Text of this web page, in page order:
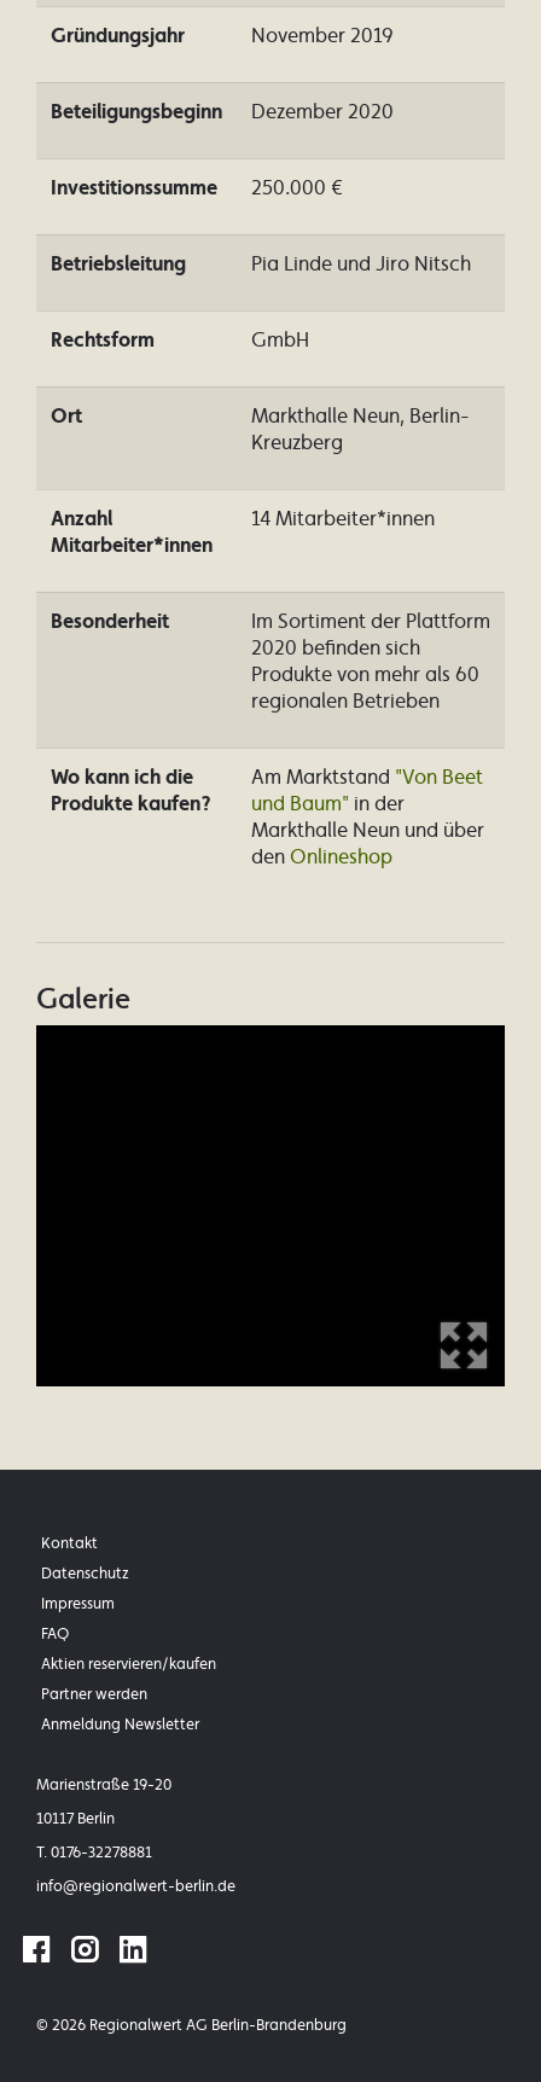
Gründungsjahr November 2019
Beteiligungsbeginn Dezember 2020
Investitionssumme 250.000 €
Betriebsleitung Pia Linde und Jiro Nitsch
Rechtsform GmbH
Ort
Markthalle Neun, Berlin-
Kreuzberg
Anzahl
Mitarbeiter*innen
14 Mitarbeiter*innen
Besonderheit
Im Sortiment der Plattform
2020 befinden sich
Produkte von mehr als 60
regionalen Betrieben
Wo kann ich die
Produkte kaufen?
Am Marktstand "Von Beet
und Baum" in der
Markthalle Neun und über
den Onlineshop
Galerie
Kontakt
Datenschutz
Impressum
FAQ
Aktien reservieren/kaufen
Partner werden
Anmeldung Newsletter
Marienstraße 19-20
10117 Berlin
T. 0176-32278881
info@regionalwert-berlin.de
facebookinstagram
© 2026 Regionalwert AG Berlin-Brandenburg